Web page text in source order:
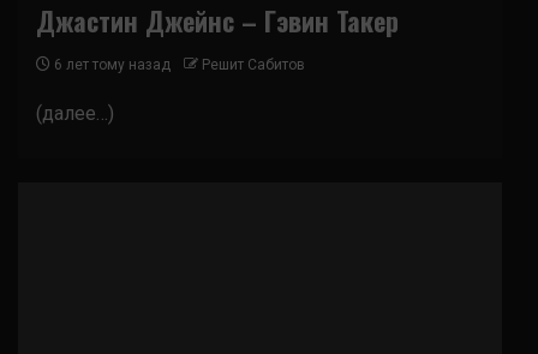
Джастин Джейнс – Гэвин Такер
6 лет тому назад Решит Сабитов
(далее…)